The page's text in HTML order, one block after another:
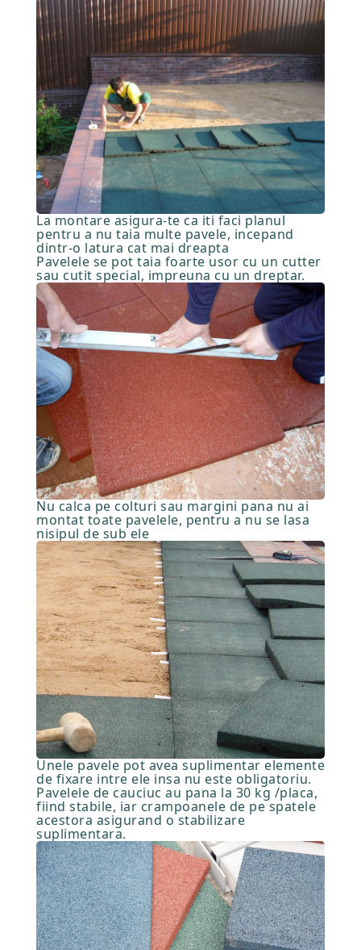
La montare asigura-te ca iti faci planul
pentru a nu taia multe pavele, incepand
dintr-o latura cat mai dreapta
Pavelele se pot taia foarte usor cu un cutter
sau cutit special, impreuna cu un dreptar.
Nu calca pe colturi sau margini pana nu ai
montat toate pavelele, pentru a nu se lasa
nisipul de sub ele
Unele pavele pot avea suplimentar elemente
de fixare intre ele insa nu este obligatoriu.
Pavelele de cauciuc au pana la 30 kg /placa,
fiind stabile, iar crampoanele de pe spatele
acestora asigurand o stabilizare
suplimentara.